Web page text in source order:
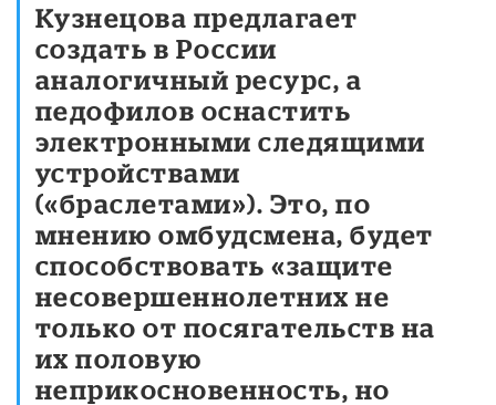
Кузнецова предлагает
создать в России
аналогичный ресурс, а
педофилов оснастить
электронными следящими
устройствами
(«браслетами»). Это, по
мнению омбудсмена, будет
способствовать «защите
несовершеннолетних не
только от посягательств на
их половую
неприкосновенность, но